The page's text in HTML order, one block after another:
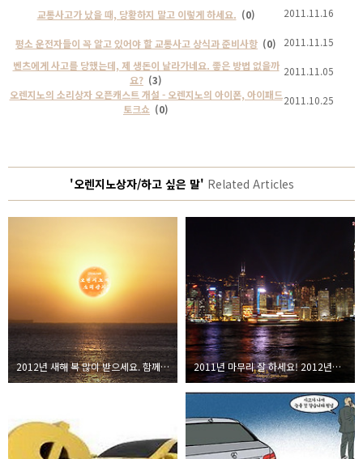
교통사고가 났을 때, 당황하지 말고 이렇게 하세요. (0) 2011.11.16
평소 운전자들이 꼭 알고 있어야 할 교통사고 상식과 준비사항 (0)
2011.11.15
벤츠에게 사고를 당했는데, 제 생돈이 날라가네요. 좋은 방법 없을까
요? (3)
2011.11.05
오렌지노의 소리상자 오픈캐스트 개설 - 오렌지노의 아이폰, 아이패드
토크쇼 (0)
2011.10.25
'오렌지노상자/하고 싶은 말' Related Articles
2012년 새해 복 많이 받으세요. 함께 발전하는 오렌지노가 되겠습니다. 2011년 마무리 잘 하세요! 2012년에도 오렌지노의 소리상자는 더욱 발전하겠습니다!